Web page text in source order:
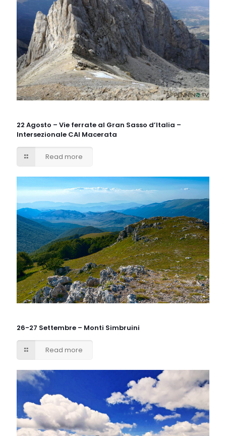
22 Agosto – Vie ferrate al Gran Sasso d’Italia –
Intersezionale CAI Macerata
Read more
26-27 Settembre – Monti Simbruini
Read more